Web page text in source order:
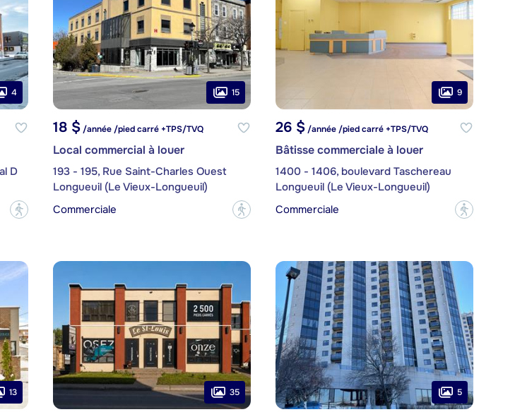
4
D
?
15
18 $/année /pied carré +TPS/TVQ
Local commercial à louer
193 - 195, Rue Saint-Charles Ouest
Longueuil (Le Vieux-Longueuil)
Commerciale
?
9
26 $/année /pied carré +TPS/TVQ
Bâtisse commerciale à louer
1400 - 1406, boulevard Taschereau
Longueuil (Le Vieux-Longueuil)
Commerciale
?
13 35 5